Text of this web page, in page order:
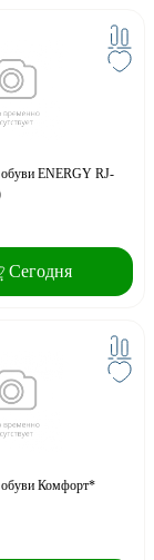
ENERGY RJ-
Сегодня
Комфорт*